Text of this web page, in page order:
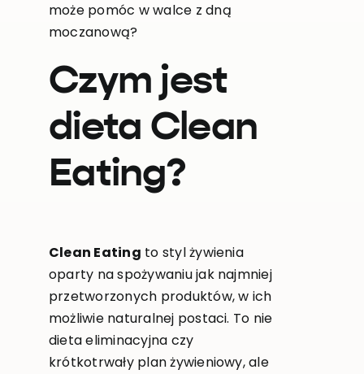
może pomóc w walce z dną
moczanową?
Czym jest
dieta Clean
Eating?
Clean Eating to styl żywienia
oparty na spożywaniu jak najmniej
przetworzonych produktów, w ich
możliwie naturalnej postaci. To nie
dieta eliminacyjna czy
krótkotrwały plan żywieniowy, ale